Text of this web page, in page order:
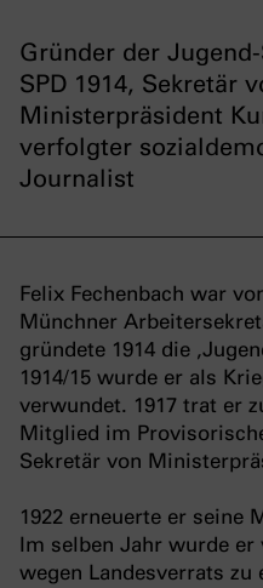
Gründer der
SPD 1914, Sekretär
Ministerpräsident
verfolgter
Journalist
Felix Fechenbach war
Münchner
gründete 1914 die
1914/15 wurde er als
verwundet. 1917 trat er
Mitglied im
Sekretär von
1922 erneuerte er seine
Im selben Jahr wurde er
wegen Landesverrats zu